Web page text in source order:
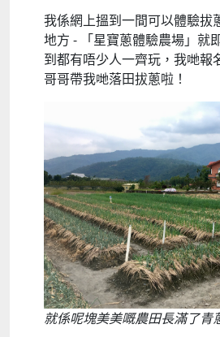
我係網上搵到一間可以體驗拔
地方 - 「星寶蔥體驗農場」就
到都有唔少人一齊玩，我哋報
哥哥帶我哋落田拔蔥啦！
就係呢塊美美嘅農田長滿了青